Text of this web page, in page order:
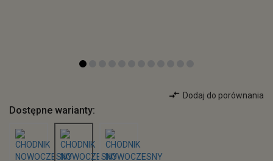
Dodaj do porównania
Dostępne warianty: